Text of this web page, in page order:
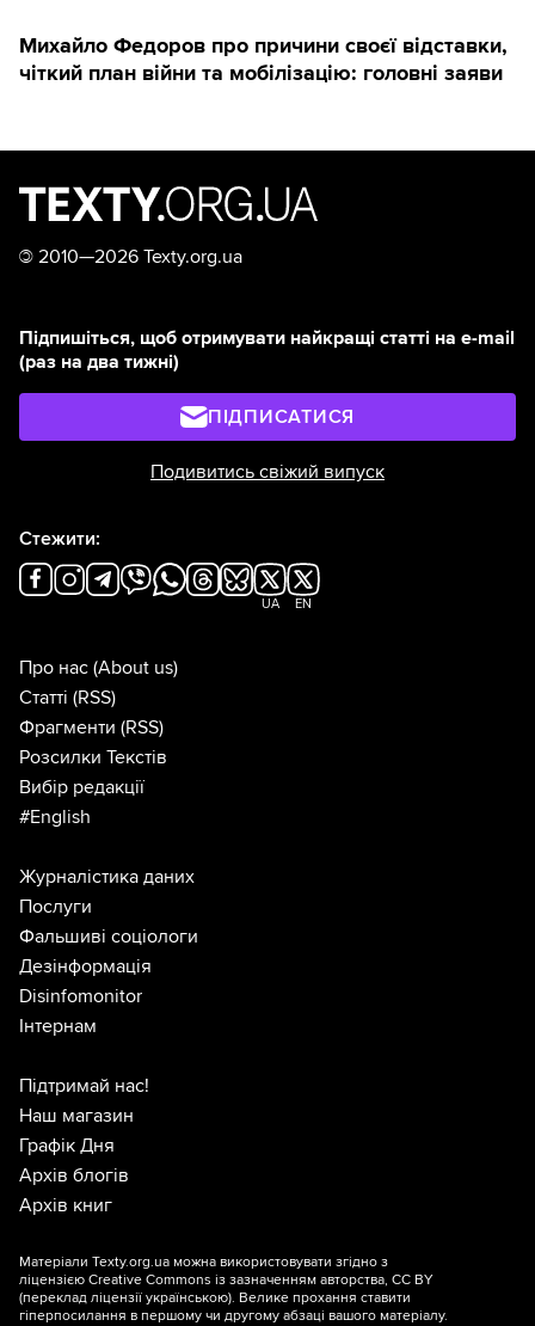
Михайло Федоров про причини своєї відставки,
чіткий план війни та мобілізацію: головні заяви
© 2010—2026 Texty.org.ua
Підпишіться, щоб отримувати найкращі статті на e-mail
(раз на два тижні)
ПІДПИСАТИСЯ
Подивитись свіжий випуск
Стежити:
UA EN
Про нас (About us)
Статті (RSS)
Фрагменти (RSS)
Розсилки Текстів
Вибір редакції
#English
Журналістика даних
Послуги
Фальшиві соціологи
Дезінформація
Disinfomonitor
Інтернам
Підтримай нас!
Наш магазин
Графік Дня
Архів блогів
Архів книг
Матеріали Texty.org.ua можна використовувати згідно з
ліцензією Creative Commons із зазначенням авторства, CC BY
(переклад ліцензії українською). Велике прохання ставити
гіперпосилання в першому чи другому абзаці вашого матеріалу.